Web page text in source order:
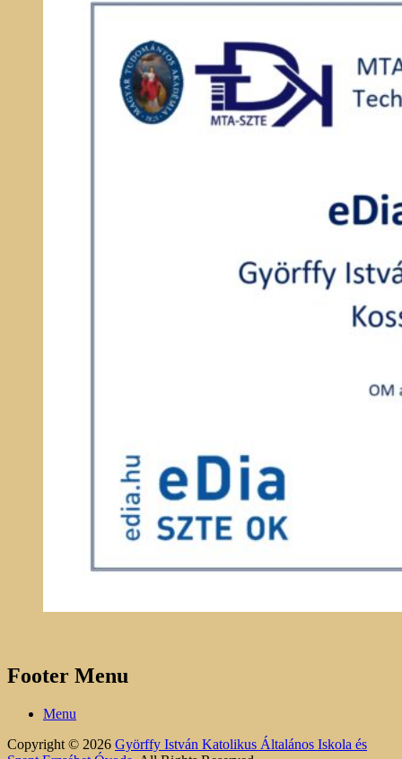
Footer Menu
Menu
Copyright © 2026 Györffy István Katolikus Általános Iskola és